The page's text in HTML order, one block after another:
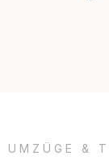
UMZÜGE &